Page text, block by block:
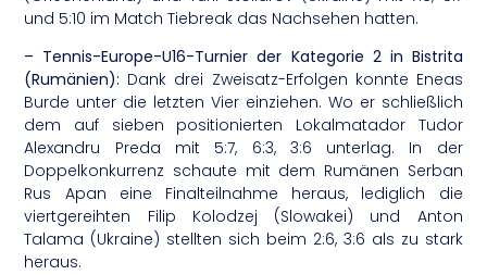
und 5:10 im Match Tiebreak das Nachsehen hatten.
– Tennis-Europe-U16-Turnier der Kategorie 2 in Bistrita
(Rumänien): Dank drei Zweisatz-Erfolgen konnte Eneas
Burde unter die letzten Vier einziehen. Wo er schließlich
dem auf sieben positionierten Lokalmatador Tudor
Alexandru Preda mit 5:7, 6:3, 3:6 unterlag. In der
Doppelkonkurrenz schaute mit dem Rumänen Serban
Rus Apan eine Finalteilnahme heraus, lediglich die
viertgereihten Filip Kolodzej (Slowakei) und Anton
Talama (Ukraine) stellten sich beim 2:6, 3:6 als zu stark
heraus.